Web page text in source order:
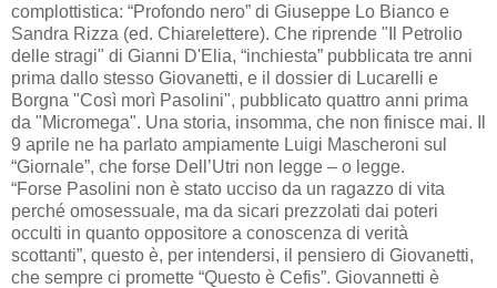
complottistica: “Profondo nero” di Giuseppe Lo Bianco e
Sandra Rizza (ed. Chiarelettere). Che riprende "Il Petrolio
delle stragi" di Gianni D'Elia, “inchiesta” pubblicata tre anni
prima dallo stesso Giovanetti, e il dossier di Lucarelli e
Borgna "Così morì Pasolini", pubblicato quattro anni prima
da "Micromega". Una storia, insomma, che non finisce mai. Il
9 aprile ne ha parlato ampiamente Luigi Mascheroni sul
“Giornale”, che forse Dell’Utri non legge – o legge.
“Forse Pasolini non è stato ucciso da un ragazzo di vita
perché omosessuale, ma da sicari prezzolati dai poteri
occulti in quanto oppositore a conoscenza di verità
scottanti”, questo è, per intendersi, il pensiero di Giovanetti,
che sempre ci promette “Questo è Cefis”. Giovannetti è